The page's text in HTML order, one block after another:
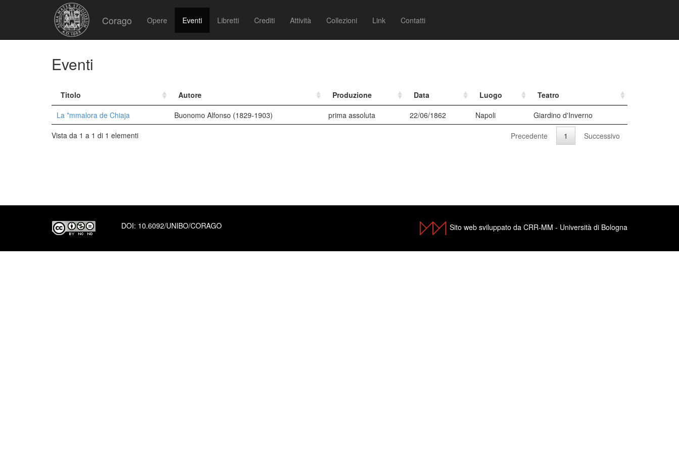
Corago Opere Eventi Libretti Crediti Attività Collezioni Link Contatti
Eventi
Titolo Autore Produzione Data Luogo
Teatro
La *mmalora de Chiaja
Buonomo Alfonso (1829-1903) prima assoluta 22/06/1862 Napoli
Giardino d'Inverno
Vista da 1 a 1 di 1 elementi
Precedente 1 Successivo
DOI: 10.6092/UNIBO/CORAGO Sito web sviluppato da CRR-MM - Università di Bologna